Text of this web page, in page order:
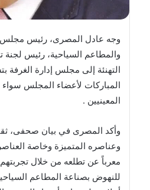
وجه عادل المصرى، رئيس مجلس
والمطاعم السياحية، رئيس لجنة
التهنئة إلى مجلس إدارة الغرفة
المباركات لأعضاء المجلس سواء
المعينيين .
وأكد المصرى في بيان صحفى،
وعناصره المتميزة وخاصة
معرباً عن تطلعه من خلال
للنهوض بصناعة المطاعم